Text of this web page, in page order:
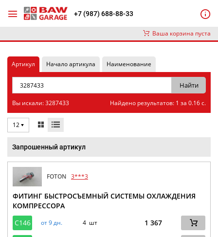
+7 (987) 688-88-33
Ваша корзина пуста
Артикул Начало артикула Наименование
Вы искали: 3287433 Найдено результатов: 1 за 0.16 с.
12
Запрошенный артикул
FOTON 3***3
ФИТИНГ БЫСТРОСЪЕМНЫЙ СИСТЕМЫ ОХЛАЖДЕНИЯ
КОМПРЕССОРА
C146
от 9 дн. 4 шт 1 367